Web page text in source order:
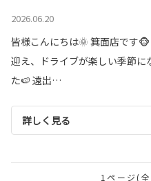
2026.06.20
皆様こんにちは🌞 箕面店です
迎え、ドライブが楽しい季節に
た🍉 遠出…
詳しく見る
1ページ(